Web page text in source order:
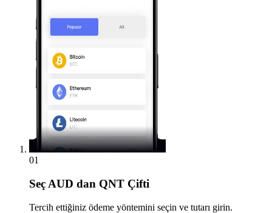
01
Seç AUD dan QNT Çifti
Tercih ettiğiniz ödeme yöntemini seçin ve tutarı girin.